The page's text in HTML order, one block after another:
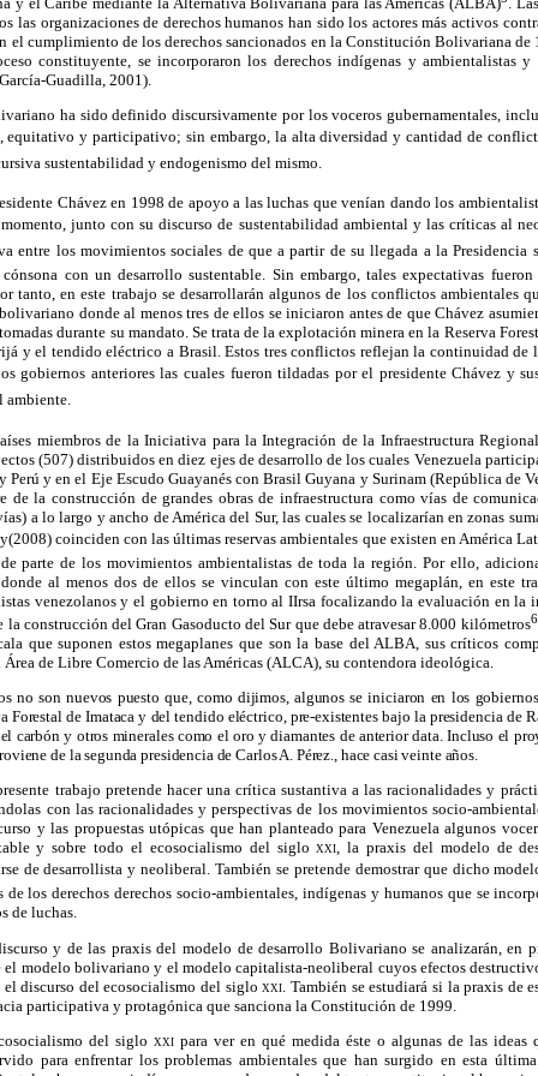
las organizaciones de derechos humanos han sido los actores más activos
el cumplimiento de los derechos sancionados en la Constitución Bolivariana de
constituyente, se incorporaron los derechos indígenas y ambientalistas y
Guadilla, 2001).
ha sido definido discursivamente por los voceros gubernamentales,
equitativo y participativo; sin embargo, la alta diversidad y cantidad de
sustentabilidad y endogenismo del mismo.
Chávez en 1998 de apoyo a las luchas que venían dando los
junto con su discurso de sustentabilidad ambiental y las críticas al
entre los movimientos sociales de que a partir de su llegada a la Presidencia
con un desarrollo sustentable. Sin embargo, tales expectativas
tanto, en este trabajo se desarrollarán algunos de los conflictos ambientales
donde al menos tres de ellos se iniciaron antes de que Chávez
durante su mandato. Se trata de la explotación minera en la Reserva
y el tendido eléctrico a Brasil. Estos tres conflictos reflejan la continuidad de
gobiernos anteriores las cuales fueron tildadas por el presidente Chávez y
miembros de la Iniciativa para la Integración de la Infraestructura
(507) distribuidos en diez ejes de desarrollo de los cuales Venezuela
y en el Eje Escudo Guayanés con Brasil Guyana y Surinam (República de
de la construcción de grandes obras de infraestructura como vías de
a lo largo y ancho de América del Sur, las cuales se localizarían en zonas
coinciden con las últimas reservas ambientales que existen en América
parte de los movimientos ambientalistas de toda la región. Por ello,
al menos dos de ellos se vinculan con este último megaplán, en este
venezolanos y el gobierno en torno al IIrsa focalizando la evaluación en la
la construcción del Gran Gasoducto del Sur que debe atravesar 8.000 kilómetros6
que suponen estos megaplanes que son la base del ALBA, sus críticos
de Libre Comercio de las Américas (ALCA), su contendora ideológica.
no son nuevos puesto que, como dijimos, algunos se iniciaron en los
Forestal de Imataca y del tendido eléctrico, pre-existentes bajo la presidencia de
carbón y otros minerales como el oro y diamantes de anterior data. Incluso el
de la segunda presidencia de Carlos A. Pérez., hace casi veinte años.
trabajo pretende hacer una crítica sustantiva a las racionalidades y
con las racionalidades y perspectivas de los movimientos socio-
y las propuestas utópicas que han planteado para Venezuela algunos
y sobre todo el ecosocialismo del sigloxxi, la praxis del modelo de
de desarrollista y neoliberal. También se pretende demostrar que dicho
los derechos derechos socio-ambientales, indígenas y humanos que se
de luchas.
y de las praxis del modelo de desarrollo Bolivariano se analizarán, en
el modelo bolivariano y el modelo capitalista-neoliberal cuyos efectos
discurso del ecosocialismo del sigloxxi . También se estudiará si la praxis de
participativa y protagónica que sanciona la Constitución de 1999.
del siglo xxi para ver en qué medida éste o algunas de las ideas
para enfrentar los problemas ambientales que han surgido en esta